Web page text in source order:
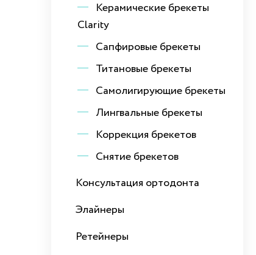
Керамические брекеты
Clarity
Сапфировые брекеты
Титановые брекеты
Самолигирующие брекеты
Лингвальные брекеты
Коррекция брекетов
Снятие брекетов
Консультация ортодонта
Элайнеры
Ретейнеры